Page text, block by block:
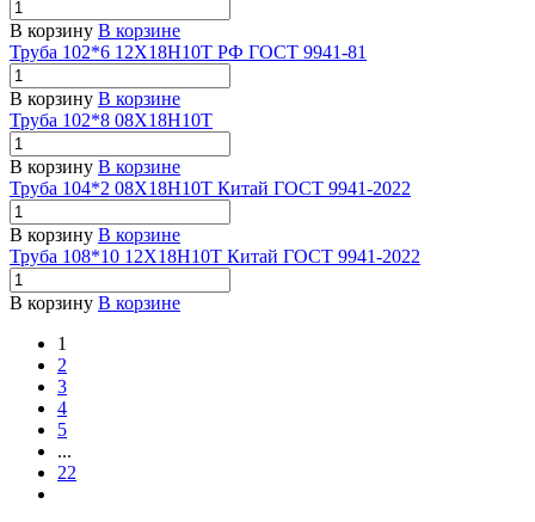
В корзину В корзине
Труба 102*6 12Х18Н10Т РФ ГОСТ 9941-81
В корзину В корзине
Труба 102*8 08Х18Н10Т
В корзину В корзине
Труба 104*2 08Х18Н10Т Китай ГОСТ 9941-2022
В корзину В корзине
Труба 108*10 12Х18Н10Т Китай ГОСТ 9941-2022
В корзину В корзине
1
2
3
4
5
...
22